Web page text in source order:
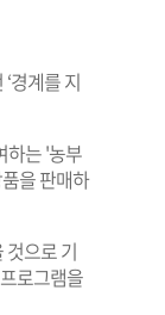
경계를 지
하는 '농부
을 판매하
것으로 기
로그램을